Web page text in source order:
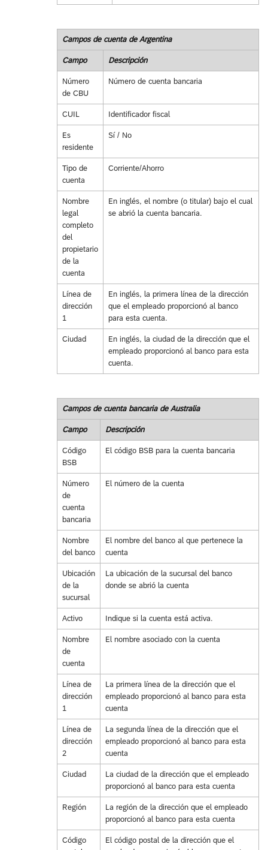
Campos de cuenta de Argentina
Campo Descripción
Número
de CBU
Número de cuenta bancaria
CUIL Identificador fiscal
Es
residente
Sí / No
Tipo de
cuenta
Corriente/Ahorro
Nombre
legal
completo
del
propietario
de la
cuenta
En inglés, el nombre (o titular) bajo el cual
se abrió la cuenta bancaria.
Línea de
dirección
1
En inglés, la primera línea de la dirección
que el empleado proporcionó al banco
para esta cuenta.
Ciudad
En inglés, la ciudad de la dirección que el
empleado proporcionó al banco para esta
cuenta.
Campos de cuenta bancaria de Australia
Campo Descripción
Código
BSB
El código BSB para la cuenta bancaria
Número
de
cuenta
bancaria
El número de la cuenta
Nombre
del banco
El nombre del banco al que pertenece la
cuenta
Ubicación
de la
sucursal
La ubicación de la sucursal del banco
donde se abrió la cuenta
Activo Indique si la cuenta está activa.
Nombre
de
cuenta
El nombre asociado con la cuenta
Línea de
dirección
1
La primera línea de la dirección que el
empleado proporcionó al banco para esta
cuenta
Línea de
dirección
2
La segunda línea de la dirección que el
empleado proporcionó al banco para esta
cuenta
Ciudad
La ciudad de la dirección que el empleado
proporcionó al banco para esta cuenta
Región
La región de la dirección que el empleado
proporcionó al banco para esta cuenta
Código
El código postal de la dirección que el